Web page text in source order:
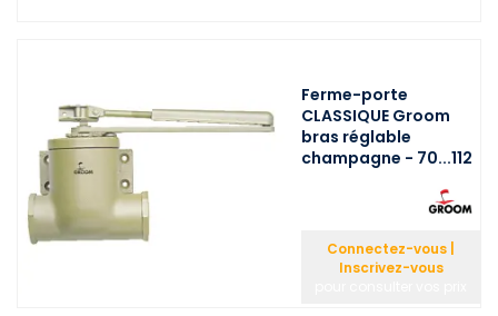
Ferme-porte
CLASSIQUE Groom
bras réglable
champagne - 70...112
Connectez-vous |
Inscrivez-vous